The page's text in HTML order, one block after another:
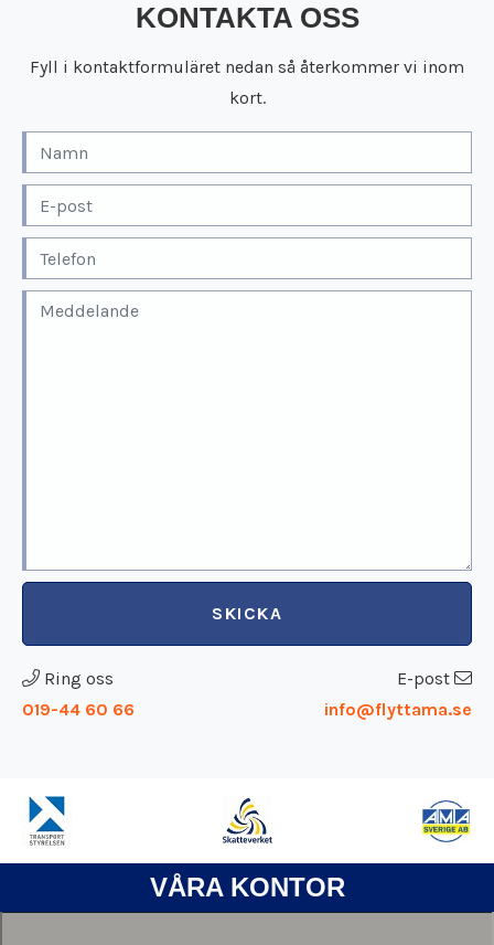
KONTAKTA OSS
Fyll i kontaktformuläret nedan så återkommer vi inom
kort.
SKICKA
Ring oss
019-44 60 66
E-post
info@flyttama.se
VÅRA KONTOR